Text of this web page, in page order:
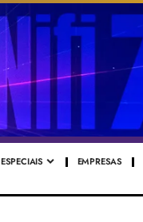
ESPECIAIS EMPRESAS